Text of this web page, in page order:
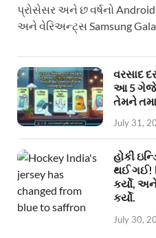
પ્રોસેસર અને છ વર્ષનો
અને વેરિઅન્ટ્સ Samsung
વરસાદ
આ 5
તેમને
July 31,
હોકી
થઈ ગઈ!
કર્યો,
કર્યો.
July 30,